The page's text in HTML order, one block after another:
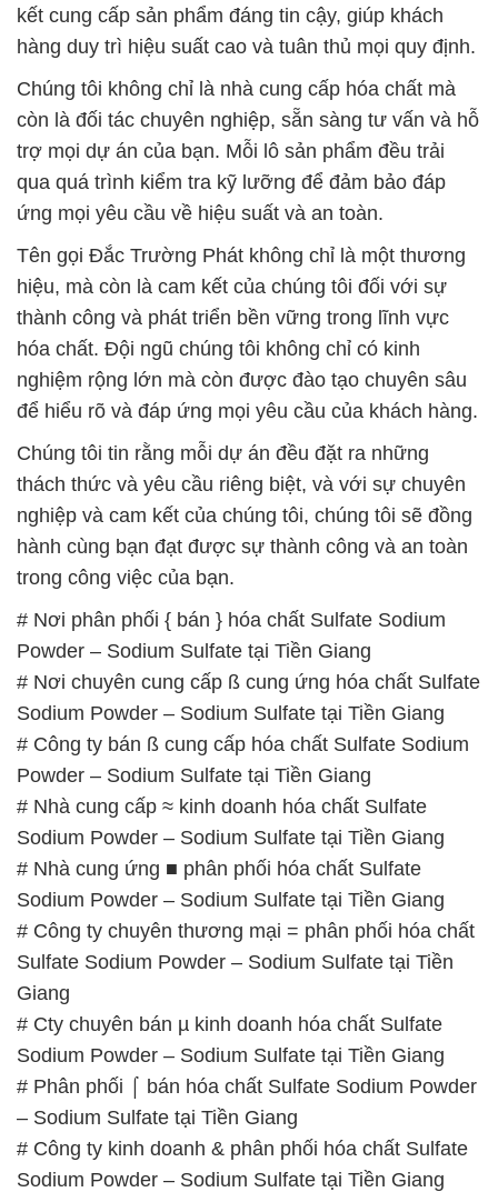
kết cung cấp sản phẩm đáng tin cậy, giúp khách
hàng duy trì hiệu suất cao và tuân thủ mọi quy định.
Chúng tôi không chỉ là nhà cung cấp hóa chất mà
còn là đối tác chuyên nghiệp, sẵn sàng tư vấn và hỗ
trợ mọi dự án của bạn. Mỗi lô sản phẩm đều trải
qua quá trình kiểm tra kỹ lưỡng để đảm bảo đáp
ứng mọi yêu cầu về hiệu suất và an toàn.
Tên gọi Đắc Trường Phát không chỉ là một thương
hiệu, mà còn là cam kết của chúng tôi đối với sự
thành công và phát triển bền vững trong lĩnh vực
hóa chất. Đội ngũ chúng tôi không chỉ có kinh
nghiệm rộng lớn mà còn được đào tạo chuyên sâu
để hiểu rõ và đáp ứng mọi yêu cầu của khách hàng.
Chúng tôi tin rằng mỗi dự án đều đặt ra những
thách thức và yêu cầu riêng biệt, và với sự chuyên
nghiệp và cam kết của chúng tôi, chúng tôi sẽ đồng
hành cùng bạn đạt được sự thành công và an toàn
trong công việc của bạn.
# Nơi phân phối { bán } hóa chất Sulfate Sodium
Powder – Sodium Sulfate tại Tiền Giang
# Nơi chuyên cung cấp ß cung ứng hóa chất Sulfate
Sodium Powder – Sodium Sulfate tại Tiền Giang
# Công ty bán ß cung cấp hóa chất Sulfate Sodium
Powder – Sodium Sulfate tại Tiền Giang
# Nhà cung cấp ≈ kinh doanh hóa chất Sulfate
Sodium Powder – Sodium Sulfate tại Tiền Giang
# Nhà cung ứng ■ phân phối hóa chất Sulfate
Sodium Powder – Sodium Sulfate tại Tiền Giang
# Công ty chuyên thương mại = phân phối hóa chất
Sulfate Sodium Powder – Sodium Sulfate tại Tiền
Giang
# Cty chuyên bán µ kinh doanh hóa chất Sulfate
Sodium Powder – Sodium Sulfate tại Tiền Giang
# Phân phối ⌠ bán hóa chất Sulfate Sodium Powder
– Sodium Sulfate tại Tiền Giang
# Công ty kinh doanh & phân phối hóa chất Sulfate
Sodium Powder – Sodium Sulfate tại Tiền Giang